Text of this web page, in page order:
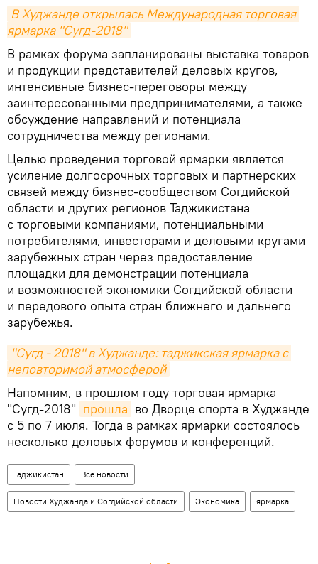
В Худжанде открылась Международная торговая
ярмарка "Сугд-2018"
В рамках форума запланированы выставка товаров
и продукции представителей деловых кругов,
интенсивные бизнес-переговоры между
заинтересованными предпринимателями, а также
обсуждение направлений и потенциала
сотрудничества между регионами.
Целью проведения торговой ярмарки является
усиление долгосрочных торговых и партнерских
связей между бизнес-сообществом Согдийской
области и других регионов Таджикистана
с торговыми компаниями, потенциальными
потребителями, инвесторами и деловыми кругами
зарубежных стран через предоставление
площадки для демонстрации потенциала
и возможностей экономики Согдийской области
и передового опыта стран ближнего и дальнего
зарубежья.
"Сугд - 2018" в Худжанде: таджикская ярмарка с
неповторимой атмосферой
Напомним, в прошлом году торговая ярмарка
"Сугд-2018" прошла во Дворце спорта в Худжанде
с 5 по 7 июля. Тогда в рамках ярмарки состоялось
несколько деловых форумов и конференций.
Таджикистан Все новости
Новости Худжанда и Согдийской области Экономика ярмарка